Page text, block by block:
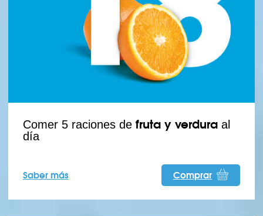
Comer 5 raciones de fruta y verdura al
día
Saber más Comprar